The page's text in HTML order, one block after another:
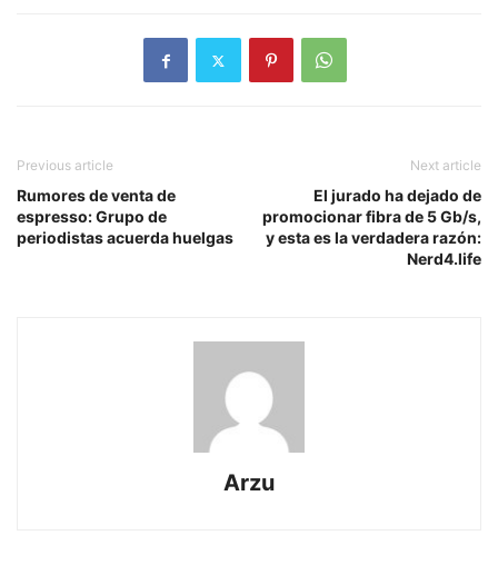
Previous article
Rumores de venta de
espresso: Grupo de
periodistas acuerda huelgas
Next article
El jurado ha dejado de
promocionar fibra de 5 Gb/s,
y esta es la verdadera razón:
Nerd4.life
Arzu